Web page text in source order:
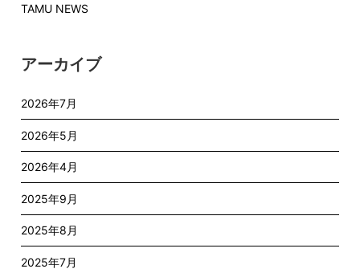
TAMU NEWS
アーカイブ
2026年7月
2026年5月
2026年4月
2025年9月
2025年8月
2025年7月